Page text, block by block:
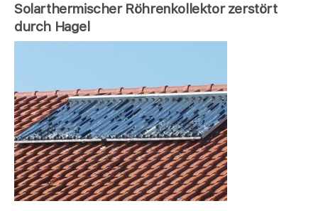
Solarthermischer Röhrenkollektor zerstört
durch Hagel